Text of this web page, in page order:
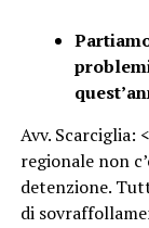
Avv. Scarciglia:
regionale non
detenzione.
di